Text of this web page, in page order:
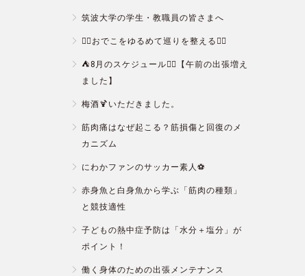
筑波大学の学生・教職員の皆さまへ
💆‍♀️おでこをゆるめて巡りを整える💆‍♂️
⛺️8月のスケジュール🏄‍♂️【午前の出張増え
ました】
梅酒🍹いただきました。
筋肉痛はなぜ起こる？筋損傷と回復のメ
カニズム
にわかファンのサッカー素人⚽️
赤身魚と白身魚から学ぶ「筋肉の種類」
と競技適性
子どもの熱中症予防は「水分＋塩分」が
ポイント！
働く身体のための出張メンテナンス